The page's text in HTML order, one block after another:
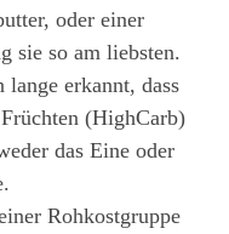
oder einer
sie so am liebsten.
erkannt, dass
(HighCarb)
das Eine oder
Rohkostgruppe